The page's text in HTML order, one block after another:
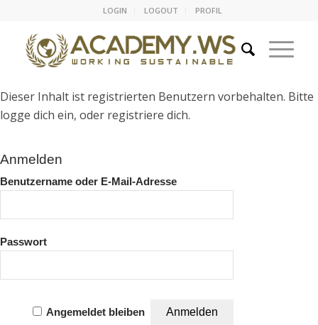
LOGIN LOGOUT PROFIL
Dieser Inhalt ist registrierten Benutzern vorbehalten. Bitte
logge dich ein, oder registriere dich.
Anmelden
Benutzername oder E-Mail-Adresse
Passwort
Angemeldet bleiben